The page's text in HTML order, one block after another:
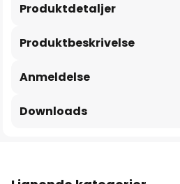
Produktbeskrivelse
Produktdetaljer
Anmeldelse
Downloads